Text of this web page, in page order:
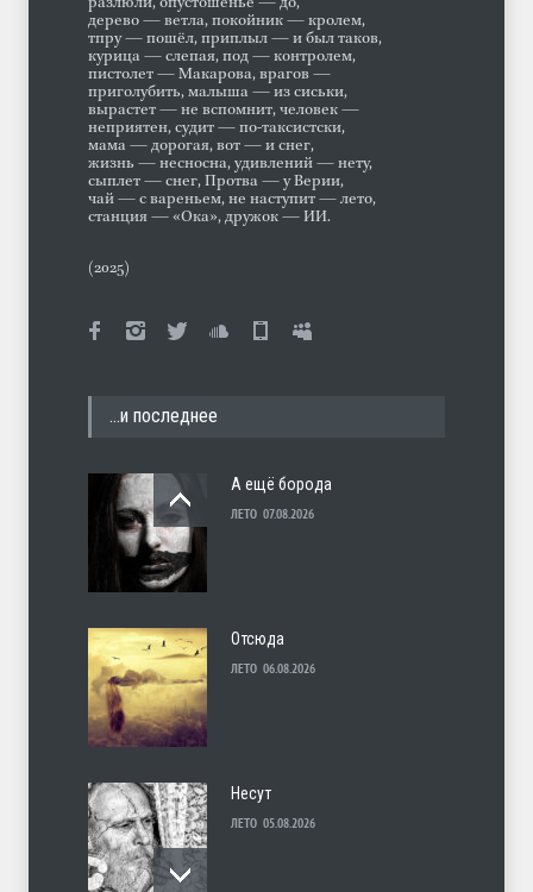
дерево — ветла, покойник — кролем,
тпру — пошёл, приплыл — и был таков,
курица — слепая, под — контролем,
пистолет — Макарова, врагов —
приголубить, малыша — из сиськи,
вырастет — не вспомнит, человек —
неприятен, судит — по-таксистски,
мама — дорогая, вот — и снег,
жизнь — несносна, удивлений — нету,
сыплет — снег, Протва — у Верии,
чай — с вареньем, не наступит — лето,
станция — «Ока», дружок — ИИ.
(2025)
…и последнее
А ещё борода
ЛЕТО 07.08.2026
Отсюда
ЛЕТО 06.08.2026
Несут
ЛЕТО 05.08.2026